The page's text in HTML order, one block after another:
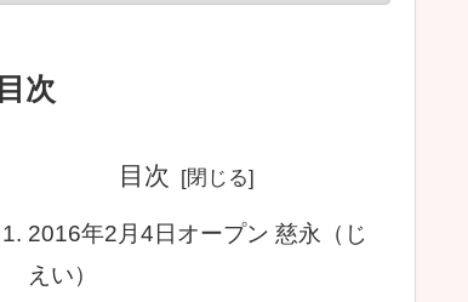
目次
目次
2016年2月4日オープン 慈永（じ
えい）